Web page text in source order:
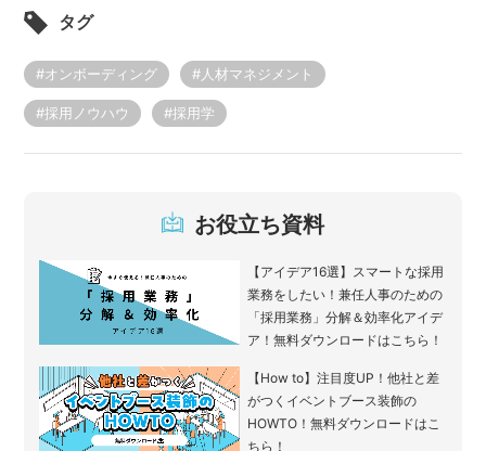
タグ
#オンボーディング #人材マネジメント
#採用ノウハウ #採用学
お役立ち資料
【アイデア16選】スマートな採用
業務をしたい！兼任人事のための
「採用業務」分解＆効率化アイデ
ア！無料ダウンロードはこちら！
【How to】注目度UP！他社と差
がつくイベントブース装飾の
HOWTO！無料ダウンロードはこ
ちら！